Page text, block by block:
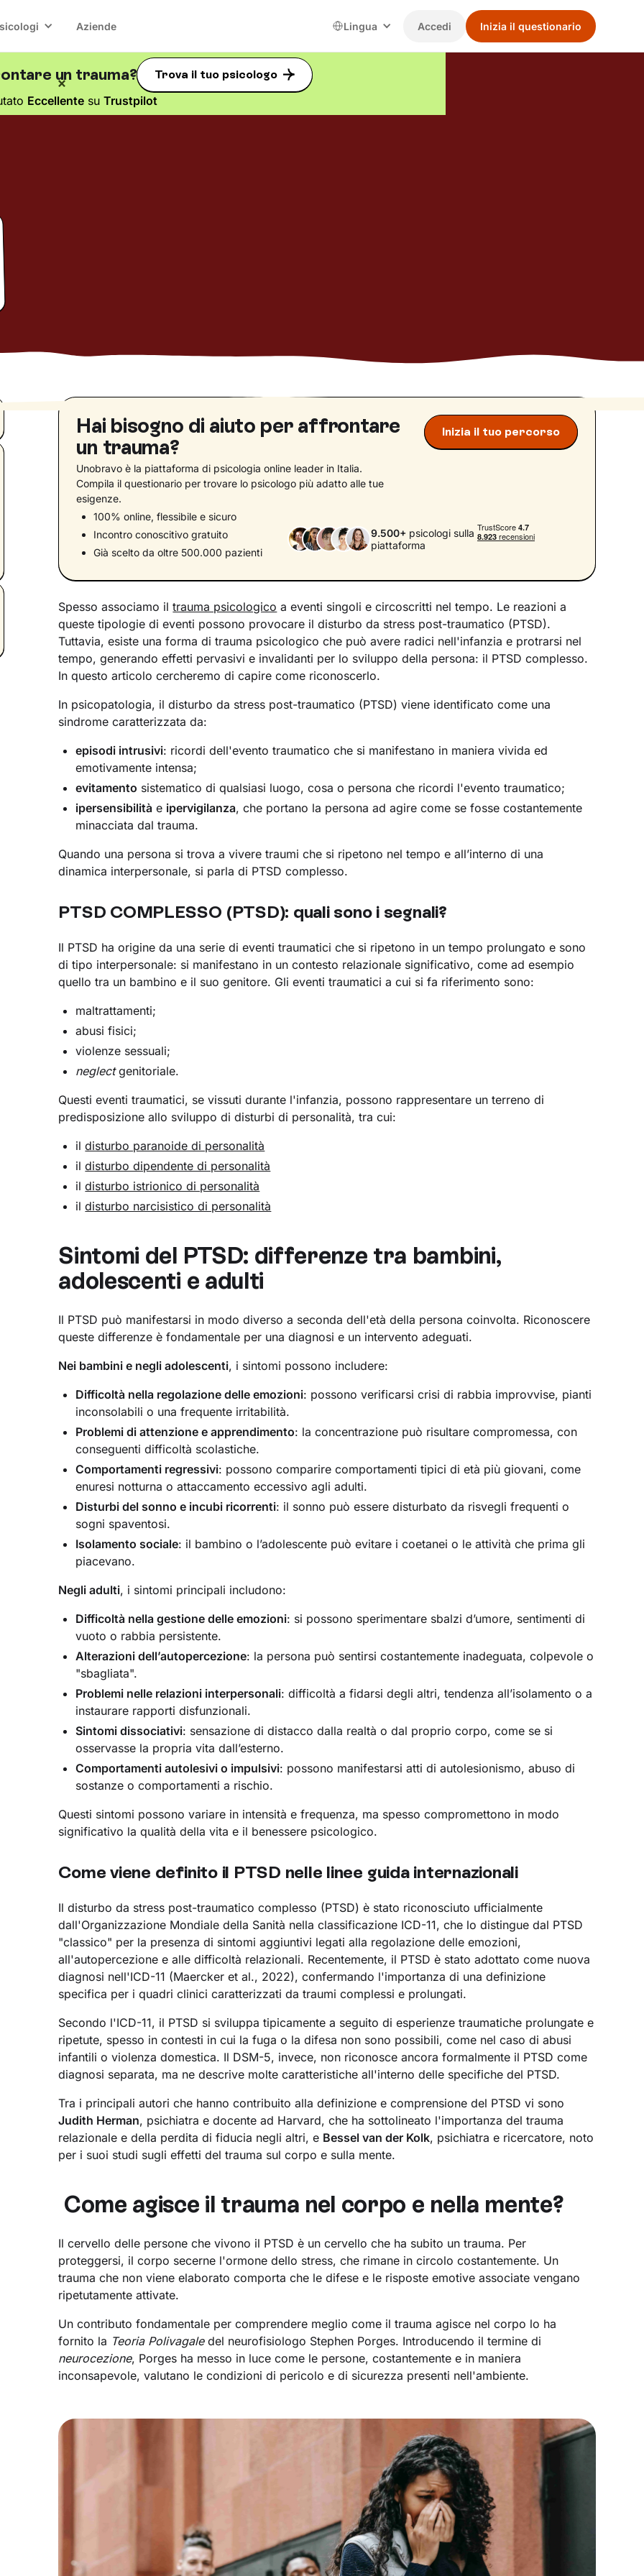
Aziende Lingua Accedi Inizia il questionario
un trauma? Trova il tuo psicologo
Eccellente suTrustpilot
Hai bisogno di aiuto per affrontare
un trauma?
Unobravo è la piattaforma di psicologia online leader in Italia.
Compila il questionario per trovare lo psicologo più adatto alle tue
esigenze.
Inizia il tuo percorso
100% online, flessibile e sicuro
Incontro conoscitivo gratuito
Già scelto da oltre 500.000 pazienti
9.500+psicologi sulla
piattaforma
Spesso associamo iltrauma psicologico a eventi singoli e circoscritti nel tempo. Le reazioni a
queste tipologie di eventi possono provocare il disturbo da stress post-traumatico (PTSD).
Tuttavia, esiste una forma di trauma psicologico che può avere radici nell'infanzia e protrarsi nel
tempo, generando effetti pervasivi e invalidanti per lo sviluppo della persona: il PTSD complesso.
In questo articolo cercheremo di capire come riconoscerlo.
In psicopatologia, il disturbo da stress post-traumatico (PTSD) viene identificato come una
sindrome caratterizzata da:
episodi intrusivi: ricordi dell'evento traumatico che si manifestano in maniera vivida ed
emotivamente intensa;
evitamento sistematico di qualsiasi luogo, cosa o persona che ricordi l'evento traumatico;
ipersensibilità e ipervigilanza, che portano la persona ad agire come se fosse costantemente
minacciata dal trauma.
Quando una persona si trova a vivere traumi che si ripetono nel tempo e all’interno di una
dinamica interpersonale, si parla di PTSD complesso.
PTSD COMPLESSO (PTSD): quali sono i segnali?
Il PTSD ha origine da una serie di eventi traumatici che si ripetono in un tempo prolungato e sono
di tipo interpersonale: si manifestano in un contesto relazionale significativo, come ad esempio
quello tra un bambino e il suo genitore. Gli eventi traumatici a cui si fa riferimento sono:
maltrattamenti;
abusi fisici;
violenze sessuali;
neglectgenitoriale.
Questi eventi traumatici, se vissuti durante l'infanzia, possono rappresentare un terreno di
predisposizione allo sviluppo di disturbi di personalità, tra cui:
ildisturbo paranoide di personalità
ildisturbo dipendente di personalità
ildisturbo istrionico di personalità
ildisturbo narcisistico di personalità
Sintomi del PTSD: differenze tra bambini,
adolescenti e adulti
Il PTSD può manifestarsi in modo diverso a seconda dell'età della persona coinvolta. Riconoscere
queste differenze è fondamentale per una diagnosi e un intervento adeguati.
Nei bambini e negli adolescenti, i sintomi possono includere:
Difficoltà nella regolazione delle emozioni: possono verificarsi crisi di rabbia improvvise, pianti
inconsolabili o una frequente irritabilità.
Problemi di attenzione e apprendimento: la concentrazione può risultare compromessa, con
conseguenti difficoltà scolastiche.
Comportamenti regressivi: possono comparire comportamenti tipici di età più giovani, come
enuresi notturna o attaccamento eccessivo agli adulti.
Disturbi del sonno e incubi ricorrenti: il sonno può essere disturbato da risvegli frequenti o
sogni spaventosi.
Isolamento sociale: il bambino o l’adolescente può evitare i coetanei o le attività che prima gli
piacevano.
Negli adulti, i sintomi principali includono:
Difficoltà nella gestione delle emozioni: si possono sperimentare sbalzi d’umore, sentimenti di
vuoto o rabbia persistente.
Alterazioni dell’autopercezione: la persona può sentirsi costantemente inadeguata, colpevole o
"sbagliata".
Problemi nelle relazioni interpersonali: difficoltà a fidarsi degli altri, tendenza all’isolamento o a
instaurare rapporti disfunzionali.
Sintomi dissociativi: sensazione di distacco dalla realtà o dal proprio corpo, come se si
osservasse la propria vita dall’esterno.
Comportamenti autolesivi o impulsivi: possono manifestarsi atti di autolesionismo, abuso di
sostanze o comportamenti a rischio.
Questi sintomi possono variare in intensità e frequenza, ma spesso compromettono in modo
significativo la qualità della vita e il benessere psicologico.
Come viene definito il PTSD nelle linee guida internazionali
Il disturbo da stress post-traumatico complesso (PTSD) è stato riconosciuto ufficialmente
dall'Organizzazione Mondiale della Sanità nella classificazione ICD-11, che lo distingue dal PTSD
"classico" per la presenza di sintomi aggiuntivi legati alla regolazione delle emozioni,
all'autopercezione e alle difficoltà relazionali. Recentemente, il PTSD è stato adottato come nuova
diagnosi nell'ICD-11 (Maercker et al., 2022), confermando l'importanza di una definizione
specifica per i quadri clinici caratterizzati da traumi complessi e prolungati.
Secondo l'ICD-11, il PTSD si sviluppa tipicamente a seguito di esperienze traumatiche prolungate e
ripetute, spesso in contesti in cui la fuga o la difesa non sono possibili, come nel caso di abusi
infantili o violenza domestica. Il DSM-5, invece, non riconosce ancora formalmente il PTSD come
diagnosi separata, ma ne descrive molte caratteristiche all'interno delle specifiche del PTSD.
Tra i principali autori che hanno contribuito alla definizione e comprensione del PTSD vi sono
Judith Herman, psichiatra e docente ad Harvard, che ha sottolineato l'importanza del trauma
relazionale e della perdita di fiducia negli altri, e Bessel van der Kolk, psichiatra e ricercatore, noto
per i suoi studi sugli effetti del trauma sul corpo e sulla mente.
‍ Come agisce il trauma nel corpo e nella mente?
Il cervello delle persone che vivono il PTSD è un cervello che ha subito un trauma. Per
proteggersi, il corpo secerne l'ormone dello stress, che rimane in circolo costantemente. Un
trauma che non viene elaborato comporta che le difese e le risposte emotive associate vengano
ripetutamente attivate.
Un contributo fondamentale per comprendere meglio come il trauma agisce nel corpo lo ha
fornito la Teoria Polivagaledel neurofisiologo Stephen Porges. Introducendo il termine di
neurocezione, Porges ha messo in luce come le persone, costantemente e in maniera
inconsapevole, valutano le condizioni di pericolo e di sicurezza presenti nell'ambiente.